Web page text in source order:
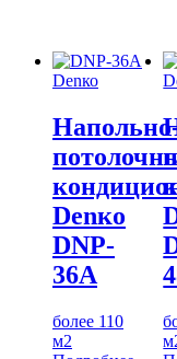
Denко
Denко
DNP-
36А
более 110
м2